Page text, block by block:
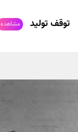
توقف تولید مشاهده